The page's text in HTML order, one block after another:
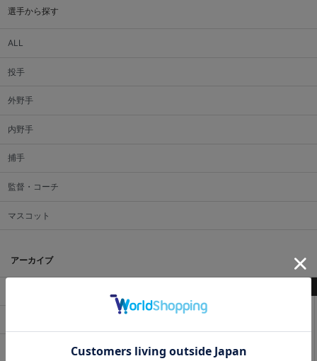
選手から探す
ALL
投手
外野手
内野手
捕手
監督・コーチ
マスコット
アーカイブ